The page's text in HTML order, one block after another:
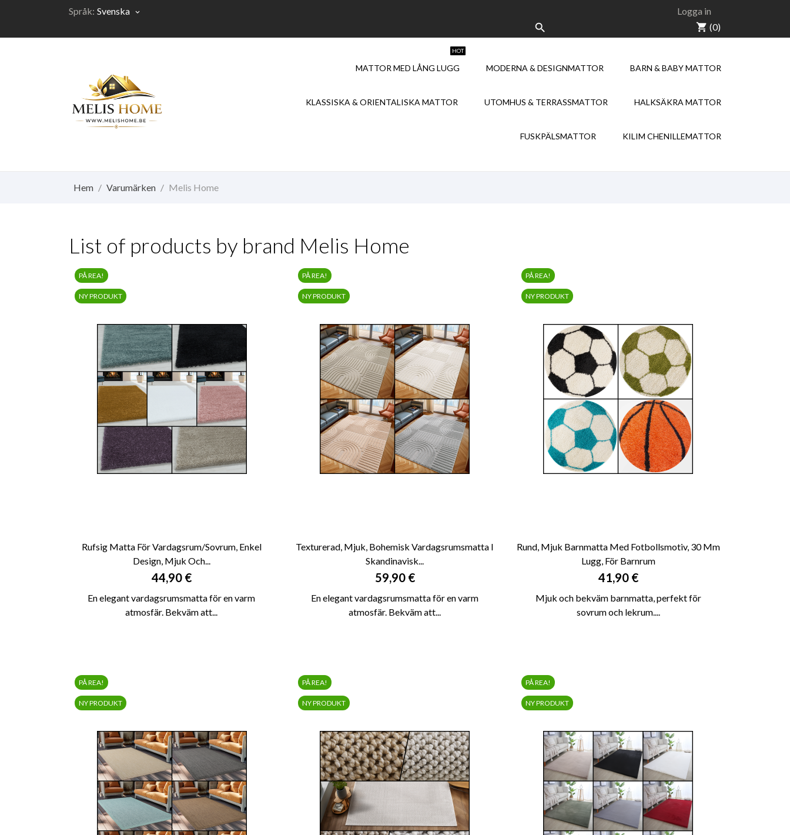
Språk: Svenska keyboard_arrow_down Logga in
 shopping_cart (0)
MATTOR MED LÅNG LUGG
HOT
MODERNA & DESIGNMATTOR BARN & BABY MATTOR
KLASSISKA & ORIENTALISKA MATTOR UTOMHUS & TERRASSMATTOR HALKSÄKRA MATTOR
FUSKPÄLSMATTOR KILIM CHENILLEMATTOR
Hem Varumärken Melis Home
List of products by brand Melis Home
SNABBVY
Rufsig Matta För Vardagsrum/sovrum, Enkel
Design, Mjuk Och...
Pris
44,90 €
En elegant vardagsrumsmatta för en varm
atmosfär. Bekväm att...
PÅ REA!
NY PRODUKT
SNABBVY
Texturerad, Mjuk, Bohemisk Vardagsrumsmatta I
Skandinavisk...
Pris
59,90 €
En elegant vardagsrumsmatta för en varm
atmosfär. Bekväm att...
PÅ REA!
NY PRODUKT
 SNABBVY
Rund, Mjuk Barnmatta Med Fotbollsmotiv, 30 Mm
Lugg, För Barnrum
Pris
41,90 €
Mjuk och bekväm barnmatta, perfekt för
sovrum och lekrum....
PÅ REA!
NY PRODUKT
PÅ REA!
NY PRODUKT
PÅ REA!
NY PRODUKT
PÅ REA!
NY PRODUKT